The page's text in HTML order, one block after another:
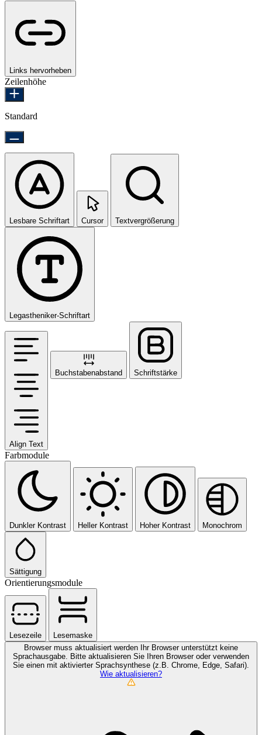
Links hervorheben
Zeilenhöhe
Standard
Lesbare Schriftart Cursor Textvergrößerung
Legastheniker-Schriftart
Align Text
Buchstabenabstand Schriftstärke
Farbmodule
Dunkler Kontrast Heller Kontrast Hoher Kontrast Monochrom
Sättigung
Orientierungsmodule
Lesezeile
Lesemaske
Browser muss aktualisiert werden Ihr Browser unterstützt keine
Sprachausgabe. Bitte aktualisieren Sie Ihren Browser oder verwenden
Sie einen mit aktivierter Sprachsynthese (z.B. Chrome, Edge, Safari).
Wie aktualisieren?